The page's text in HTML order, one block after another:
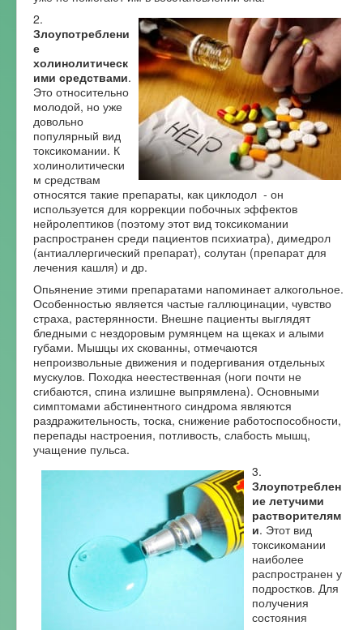
2.
Злоупотреблени
е
холинолитическ
ими средствами.
Это относительно
молодой, но уже
довольно
популярный вид
токсикомании. К
холинолитически
м средствам
относятся такие препараты, как циклодол - он
используется для коррекции побочных эффектов
нейролептиков (поэтому этот вид токсикомании
распространен среди пациентов психиатра), димедрол
(антиаллергический препарат), солутан (препарат для
лечения кашля) и др.
Опьянение этими препаратами напоминает алкогольное.
Особенностью является частые галлюцинации, чувство
страха, растерянности. Внешне пациенты выглядят
бледными с нездоровым румянцем на щеках и алыми
губами. Мышцы их скованны, отмечаются
непроизвольные движения и подергивания отдельных
мускулов. Походка неестественная (ноги почти не
сгибаются, спина излишне выпрямлена). Основными
симптомами абстинентного синдрома являются
раздражительность, тоска, снижение работоспособности,
перепады настроения, потливость, слабость мышц,
учащение пульса.
3.
Злоупотреблен
ие летучими
растворителям
и. Этот вид
токсикомании
наиболее
распространен у
подростков. Для
получения
состояния